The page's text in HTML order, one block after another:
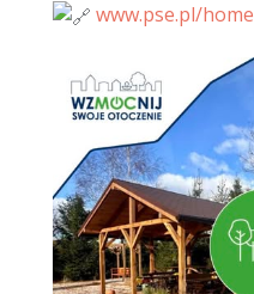
www.pse.pl/home